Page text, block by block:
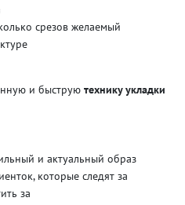
срезов желаемый
и быструю технику укладки
и актуальный образ
которые следят за
за